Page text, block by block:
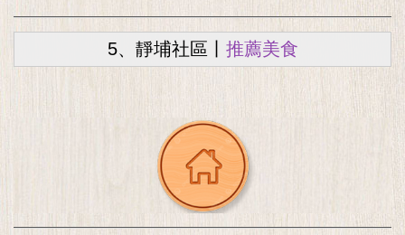
5、靜埔社區丨 推薦美食